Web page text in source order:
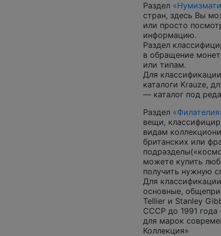
Раздел
стран, здесь Вы
или просто
информацию.
Раздел
в обращение
или типам.
Для
каталоги Krauze,
— каталог под
Раздел
вещи,
видам
британских или
можете купить
получить нужную
Для
основные,
Tellier и Stanley
СССР до 1991
для марок
Коллекция»